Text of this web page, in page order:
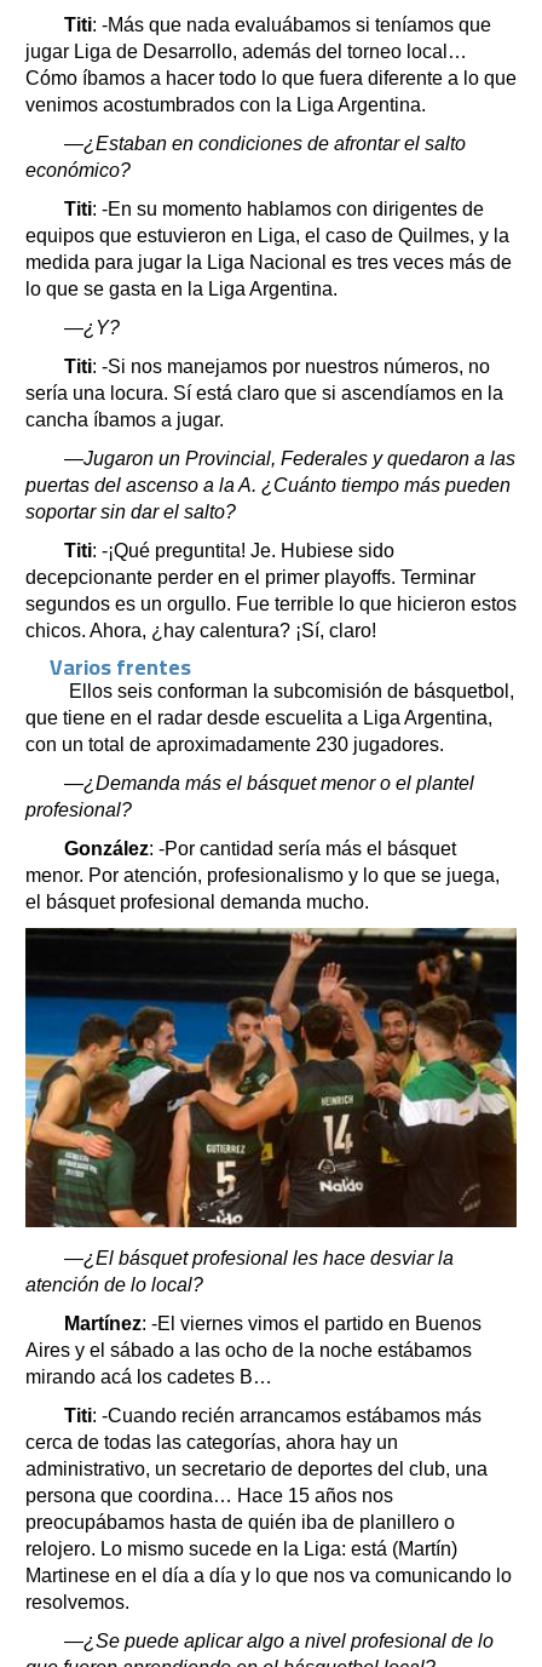
Titi: -Más que nada evaluábamos si teníamos que
jugar Liga de Desarrollo, además del torneo local…
Cómo íbamos a hacer todo lo que fuera diferente a lo que
venimos acostumbrados con la Liga Argentina.
—¿Estaban en condiciones de afrontar el salto
económico?
Titi: -En su momento hablamos con dirigentes de
equipos que estuvieron en Liga, el caso de Quilmes, y la
medida para jugar la Liga Nacional es tres veces más de
lo que se gasta en la Liga Argentina.
—¿Y?
Titi: -Si nos manejamos por nuestros números, no
sería una locura. Sí está claro que si ascendíamos en la
cancha íbamos a jugar.
—Jugaron un Provincial, Federales y quedaron a las
puertas del ascenso a la A. ¿Cuánto tiempo más pueden
soportar sin dar el salto?
Titi: -¡Qué preguntita! Je. Hubiese sido
decepcionante perder en el primer playoffs. Terminar
segundos es un orgullo. Fue terrible lo que hicieron estos
chicos. Ahora, ¿hay calentura? ¡Sí, claro!
Varios frentes
Ellos seis conforman la subcomisión de básquetbol,
que tiene en el radar desde escuelita a Liga Argentina,
con un total de aproximadamente 230 jugadores.
—¿Demanda más el básquet menor o el plantel
profesional?
González: -Por cantidad sería más el básquet
menor. Por atención, profesionalismo y lo que se juega,
el básquet profesional demanda mucho.
—¿El básquet profesional les hace desviar la
atención de lo local?
Martínez: -El viernes vimos el partido en Buenos
Aires y el sábado a las ocho de la noche estábamos
mirando acá los cadetes B…
Titi: -Cuando recién arrancamos estábamos más
cerca de todas las categorías, ahora hay un
administrativo, un secretario de deportes del club, una
persona que coordina… Hace 15 años nos
preocupábamos hasta de quién iba de planillero o
relojero. Lo mismo sucede en la Liga: está (Martín)
Martinese en el día a día y lo que nos va comunicando lo
resolvemos.
—¿Se puede aplicar algo a nivel profesional de lo